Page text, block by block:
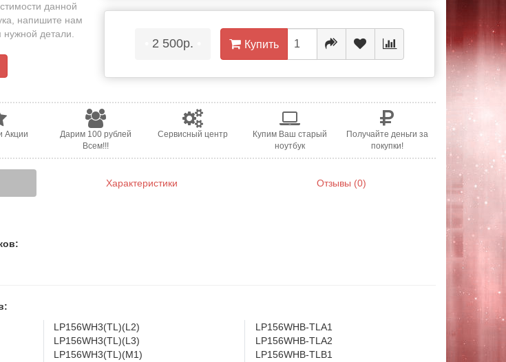
данной
напишите нам
детали.
2 500р. Купить
Акции
Дарим 100 рублей
Всем!!!
Сервисный центр
Купим Ваш старый
ноутбук
Получайте деньги за
покупки!
Характеристики Отзывы (0)
LP156WH3(TL)(L2)
LP156WH3(TL)(L3)
LP156WH3(TL)(M1)
LP156WHB-TLA1
LP156WHB-TLA2
LP156WHB-TLB1